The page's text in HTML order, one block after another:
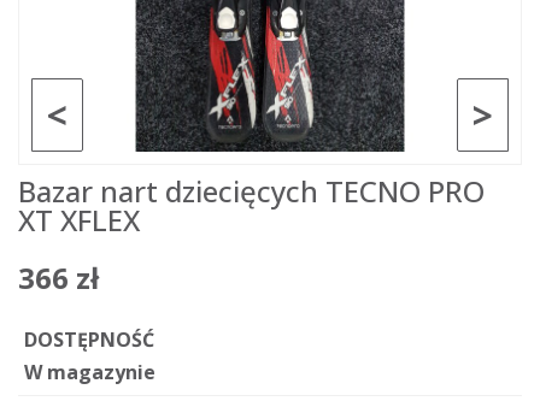
>
<
Bazar nart dziecięcych TECNO PRO
XT XFLEX
366 zł
DOSTĘPNOŚĆ
W magazynie